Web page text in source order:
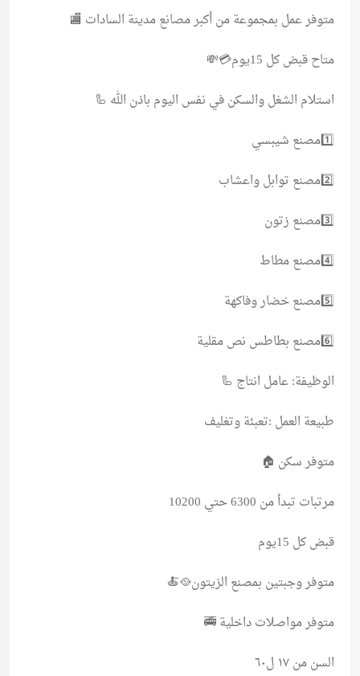
متوفر عمل بمجموعة من أكبر مصانع مدينة السادات 🏬
متاح قبض كل 15يوم💳💸
استلام الشغل والسكن في نفس اليوم باذن الله 🦾
1️⃣مصنع شيبسي
2️⃣مصنع توابل واعشاب
3️⃣مصنع زتون
4️⃣مصنع مطاط
5️⃣مصنع خضار وفاكهة
6️⃣مصنع بطاطس نص مقلية
الوظيفة: عامل انتاج 🦾
طبيعة العمل :تعبئة وتغليف
متوفر سكن 🏠
مرتبات تبدأ من 6300 حتي 10200
قبض كل 15يوم
متوفر وجبتين بمصنع الزيتون🥘🍝
متوفر مواصلات داخلية 🚎
السن من ١٧ ل٦٠